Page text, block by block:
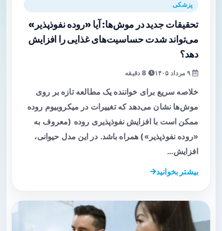
پزشکی
تحقیقات جدید در موش‌ها: آیا «روده نفوذپذیر»
می‌تواند شدت حساسیت‌های غذایی را افزایش
دهد؟
خلاصه سریع برای خواننده یک مطالعه تازه بر روی
موش‌ها نشان می‌دهد که تغییرات در میکروبیوم روده
ممکن است با افزایش نفوذپذیری روده (معروف به
«روده نفوذپذیر») همراه باشد. در این مدل حیوانی،
افزایش…
بیشتر بخوانید